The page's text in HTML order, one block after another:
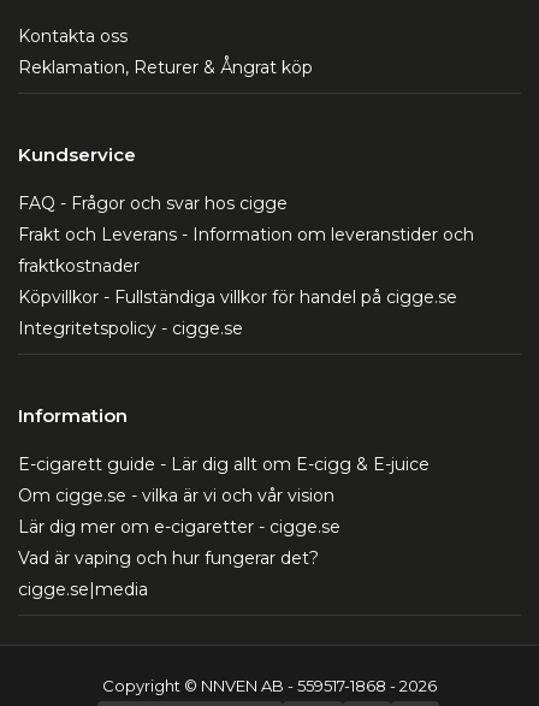
Kontakta oss
Reklamation, Returer & Ångrat köp
Kundservice
FAQ - Frågor och svar hos cigge
Frakt och Leverans - Information om leveranstider och
fraktkostnader
Köpvillkor - Fullständiga villkor för handel på cigge.se
Integritetspolicy - cigge.se
Information
E-cigarett guide - Lär dig allt om E-cigg & E-juice
Om cigge.se - vilka är vi och vår vision
Lär dig mer om e-cigaretter - cigge.se
Vad är vaping och hur fungerar det?
cigge.se|media
Copyright © NNVEN AB - 559517-1868 - 2026